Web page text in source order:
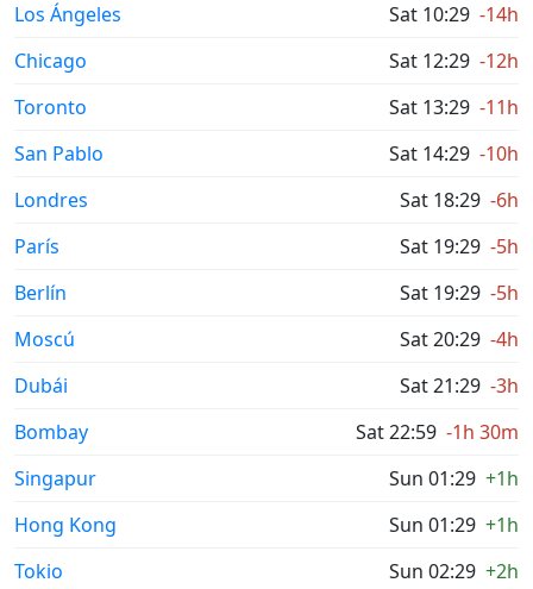
Los Ángeles
Sat 10:29 -14h
Chicago
Sat 12:29 -12h
Toronto
Sat 13:29 -11h
San Pablo
Sat 14:29 -10h
Londres
Sat 18:29 -6h
París
Sat 19:29 -5h
Berlín
Sat 19:29 -5h
Moscú
Sat 20:29 -4h
Dubái
Sat 21:29 -3h
Bombay
Sat 22:59 -1h 30m
Singapur
Sun 01:29 +1h
Hong Kong
Sun 01:29 +1h
Tokio
Sun 02:29 +2h